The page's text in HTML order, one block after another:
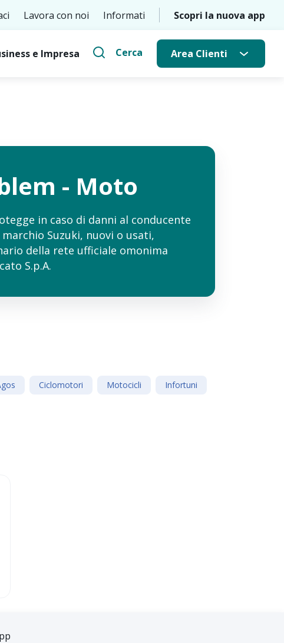
Lavora con noi Informati Scopri la nuova app
e Impresa Cerca Area Clienti
- Moto
in caso di danni al conducente
Suzuki, nuovi o usati,
della rete ufficiale omonima
S.p.A.
Ciclomotori Motocicli Infortuni